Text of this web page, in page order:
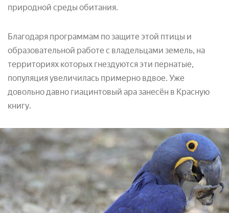
природной среды обитания.
Благодаря программам по защите этой птицы и
образовательной работе с владельцами земель, на
территориях которых гнездуются эти пернатые,
популяция увеличилась примерно вдвое. Уже
довольно давно гиацинтовый ара занесён в Красную
книгу.